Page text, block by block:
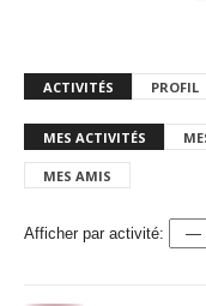
ACTIVITÉS PROFIL
MES ACTIVITÉS
MES AMIS
Afficher par activité: